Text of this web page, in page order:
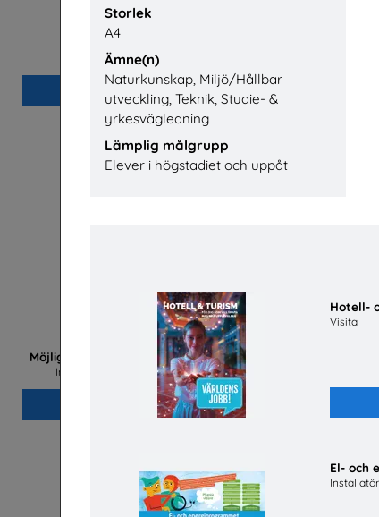
Storlek
A4
Ämne(n)
Naturkunskap, Miljö/Hållbar
utveckling, Teknik, Studie- &
yrkesvägledning
Lämplig målgrupp
Elever i högstadiet och uppåt
Hotell-
Visita
El- och
Praktisera i energibranschen
Beställ 0kr
Möjligheter med el- och energiprogrammet
Installatörsföretagen Service i Sverige AB
Beställ 0kr